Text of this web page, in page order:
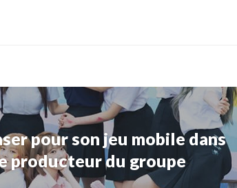
pour son jeu mobile dans
producteur du groupe